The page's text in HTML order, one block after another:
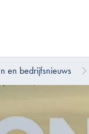
en bedrijfsnieuws